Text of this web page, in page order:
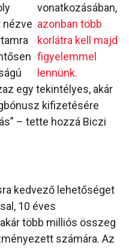
vonatkozásában,
azonban több
korlátra kell majd
figyelemmel
lennünk.
nézve
egy tekintélyes, akár
kifizetésére
– tette hozzá Biczi
kedvező lehetőséget
10 éves
több milliós összeg
számára. Az